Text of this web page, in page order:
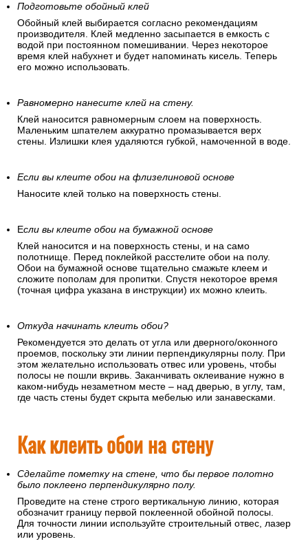
Подготовьте обойный клей
Обойный клей выбирается согласно рекомендациям
производителя. Клей медленно засыпается в емкость с
водой при постоянном помешивании. Через некоторое
время клей набухнет и будет напоминать кисель. Теперь
его можно использовать.
Равномерно нанесите клей на стену.
Клей наносится равномерным слоем на поверхность.
Маленьким шпателем аккуратно промазывается верх
стены. Излишки клея удаляются губкой, намоченной в воде.
Если вы клеите обои на флизелиновой основе
Наносите клей только на поверхность стены.
Если вы клеите обои на бумажной основе
Клей наносится и на поверхность стены, и на само
полотнище. Перед поклейкой расстелите обои на полу.
Обои на бумажной основе тщательно смажьте клеем и
сложите пополам для пропитки. Спустя некоторое время
(точная цифра указана в инструкции) их можно клеить.
Откуда начинать клеить обои?
Рекомендуется это делать от угла или дверного/оконного
проемов, поскольку эти линии перпендикулярны полу. При
этом желательно использовать отвес или уровень, чтобы
полосы не пошли вкривь. Заканчивать оклеивание нужно в
каком-нибудь незаметном месте – над дверью, в углу, там,
где часть стены будет скрыта мебелью или занавесками.
Как клеить обои на стену
Сделайте пометку на стене, что бы первое полотно
было поклеено перпендикулярно полу.
Проведите на стене строго вертикальную линию, которая
обозначит границу первой поклеенной обойной полосы.
Для точности линии используйте строительный отвес, лазер
или уровень.